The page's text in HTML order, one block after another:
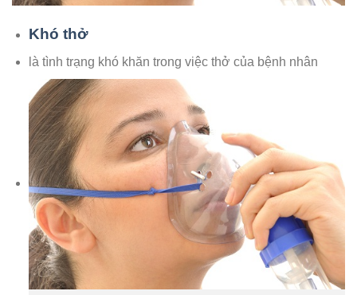
Khó thở
là tình trạng khó khăn trong việc thở của bệnh nhân